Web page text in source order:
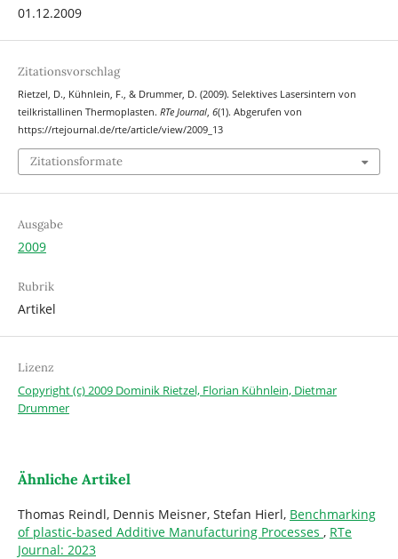
01.12.2009
Zitationsvorschlag
Rietzel, D., Kühnlein, F., & Drummer, D. (2009). Selektives Lasersintern von
teilkristallinen Thermoplasten. RTe Journal, 6(1). Abgerufen von
https://rtejournal.de/rte/article/view/2009_13
Zitationsformate
Ausgabe
2009
Rubrik
Artikel
Lizenz
Copyright (c) 2009 Dominik Rietzel, Florian Kühnlein, Dietmar
Drummer
Ähnliche Artikel
Thomas Reindl, Dennis Meisner, Stefan Hierl, Benchmarking
of plastic-based Additive Manufacturing Processes , RTe
Journal: 2023